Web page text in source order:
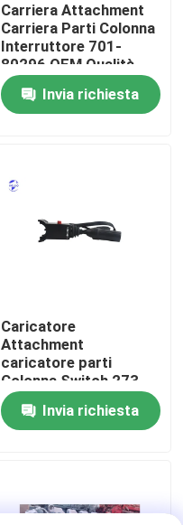
Carriera Attachment
Carriera Parti Colonna
Interruttore 701-
80296 OEM Qualità
Per Jcb
Invia richiesta
Caricatore
Attachment
caricatore parti
Colonna Switch 273-
9189 in magazzino
Invia richiesta